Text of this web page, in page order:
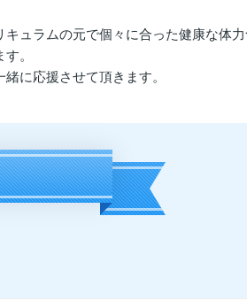
ュラムの元で個々に合った健康な体
。
に応援させて頂きます。